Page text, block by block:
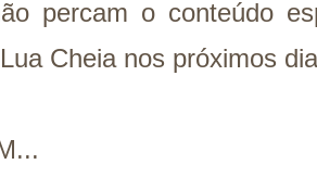
percam o conteúdo
Cheia nos próximos